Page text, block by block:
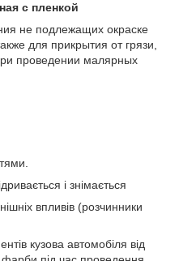
с пленкой
не подлежащих окраске
для прикрытия от грязи,
проведении малярных
і знімається
впливів (розчинники
кузова автомобіля від